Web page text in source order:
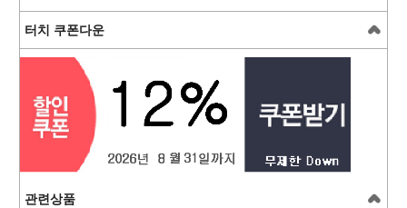
터치 쿠폰다운
관련상품